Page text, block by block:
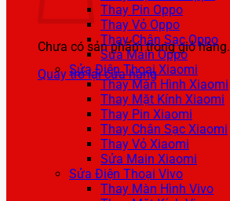
Chưa có sản phẩm trong giỏ hàng.
Quay trở lại cửa hàng
Thay Pin Oppo
Thay Vỏ Oppo
Thay Chân Sạc Oppo
Sửa Main Oppo
Sửa Điện Thoại Xiaomi
Thay Màn Hình Xiaomi
Thay Mặt Kính Xiaomi
Thay Pin Xiaomi
Thay Chân Sạc Xiaomi
Thay Vỏ Xiaomi
Sửa Main Xiaomi
Sửa Điện Thoại Vivo
Thay Màn Hình Vivo